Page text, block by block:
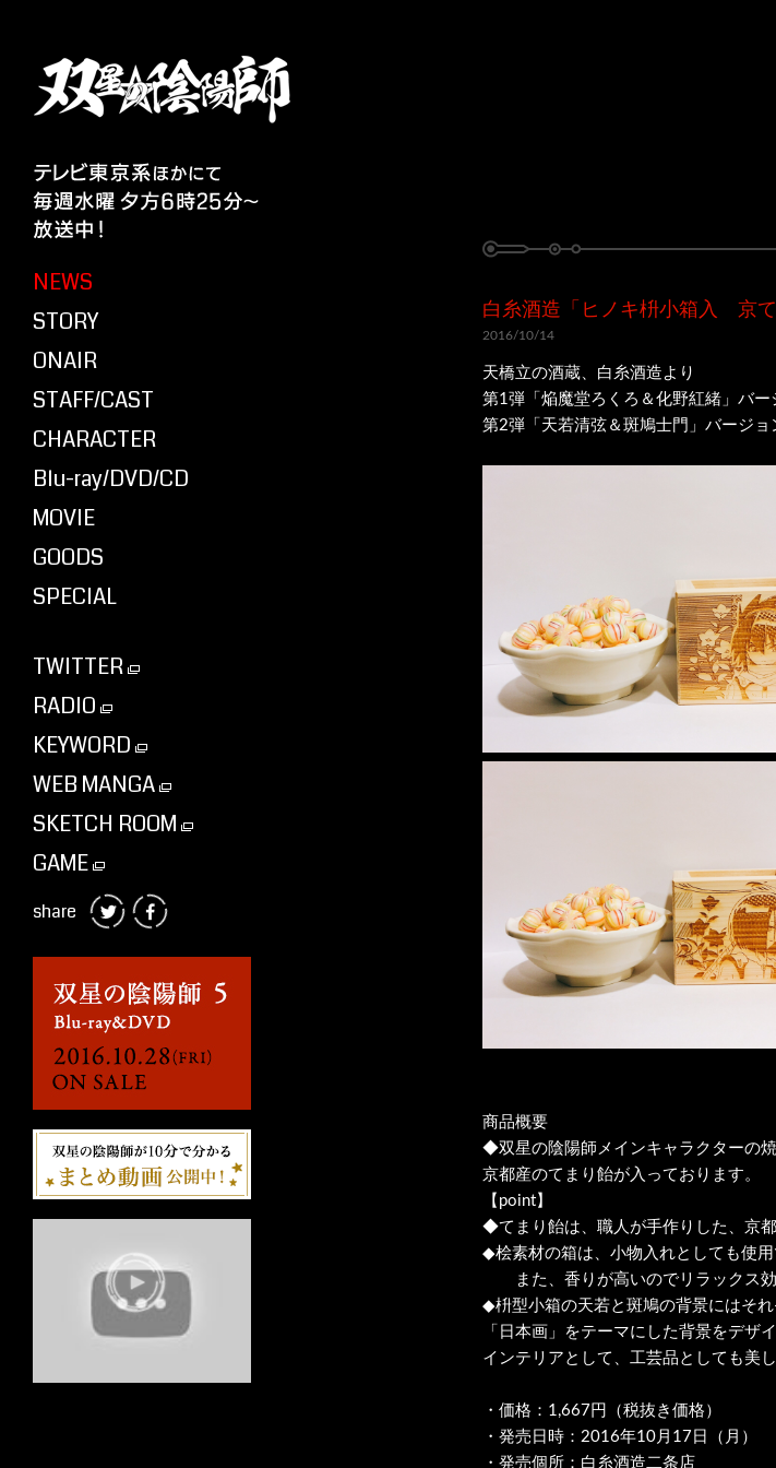
NEWS
STORY
ONAIR
STAFF/CAST
CHARACTER
Blu-ray/DVD/CD
MOVIE
GOODS
SPECIAL
TWITTER
RADIO
KEYWORD
WEB MANGA
SKETCH ROOM
GAME
白糸酒造「ヒノキ枡小箱入 京て
2016/10/14
天橋立の酒蔵、白糸酒造より
第1弾「焔魔堂ろくろ＆化野紅緒」バー
第2弾「天若清弦＆斑鳩士門」バージ
商品概要
◆双星の陰陽師メインキャラクターの焼
京都産のてまり飴が入っております。
【point】
◆てまり飴は、職人が手作りした、京都
◆桧素材の箱は、小物入れとしても使用
また、香りが高いのでリラックス効
◆枡型小箱の天若と斑鳩の背景にはそれ
「日本画」をテーマにした背景をデザ
インテリアとして、工芸品としても美
・価格：1,667円（税抜き価格）
・発売日時：2016年10月17日（月）
・発売個所：白糸酒造二条店